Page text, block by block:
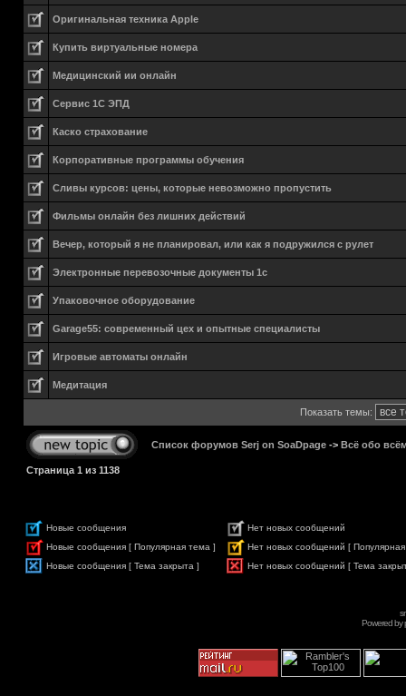
Оригинальная техника Apple
Купить виртуальные номера
Медицинский ии онлайн
Сервис 1С ЭПД
Каско страхование
Корпоративные программы обучения
Сливы курсов: цены, которые невозможно пропустить
Фильмы онлайн без лишних действий
Вечер, который я не планировал, или как я подружился с рулет
Электронные перевозочные документы 1с
Упаковочное оборудование
Garage55: современный цех и опытные специалисты
Игровые автоматы онлайн
Медитация
Показать темы:
Список форумов Serj on SoaDpage -> Всё обо
Страница 1 из 1138
Новые сообщения
Нет новых сообщений
Новые сообщения [ Популярная тема ]
Нет новых сообщений [
Новые сообщения [ Тема закрыта ]
Нет новых сообщений [ Тема
Powered by